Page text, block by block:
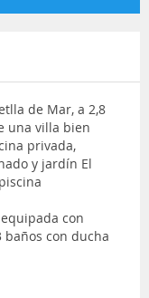
de Mar, a 2,8
una villa bien
privada,
y jardín El
con
baños con ducha